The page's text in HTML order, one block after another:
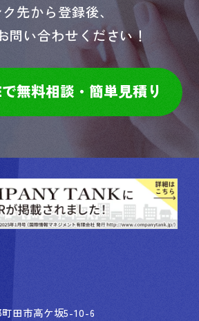
ク先から登録後、
問い合わせください！
で無料相談・簡単見積り
田市高ケ坂5-10-6